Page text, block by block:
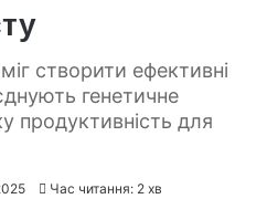
створити ефективні
генетичне
продуктивність для
Час читання: 2 хв